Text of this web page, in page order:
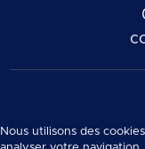
Nous utilisons des